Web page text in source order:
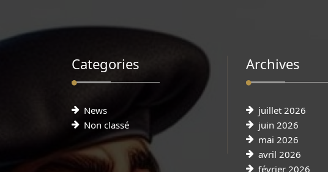
Categories
News
Non classé
Archives
juillet 2026
juin 2026
mai 2026
avril 2026
février 2026